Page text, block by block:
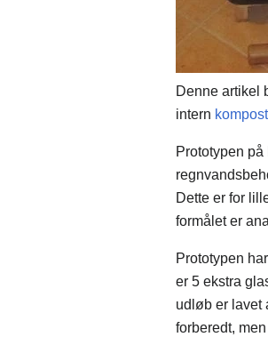
Denne artikel
intern
Prototypen
Dette er for
formålet er
Prototypen
er 5 ekstra
udløb er lavet
forberedt,